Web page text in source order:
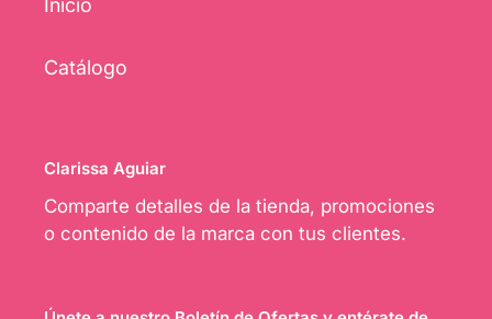
Inicio
Catálogo
Clarissa Aguiar
Comparte detalles de la tienda, promociones
o contenido de la marca con tus clientes.